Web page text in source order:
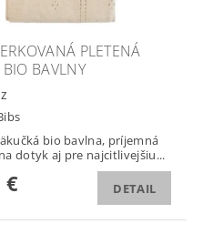
PLETENÁ
BAVLNY
bio bavlna, príjemná
dotyk aj pre najcitlivejšiu...
€ DETAIL